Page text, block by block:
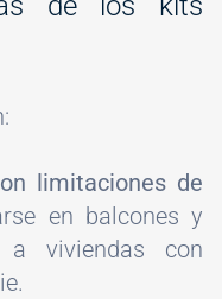
limitaciones de
en balcones y
a viviendas con